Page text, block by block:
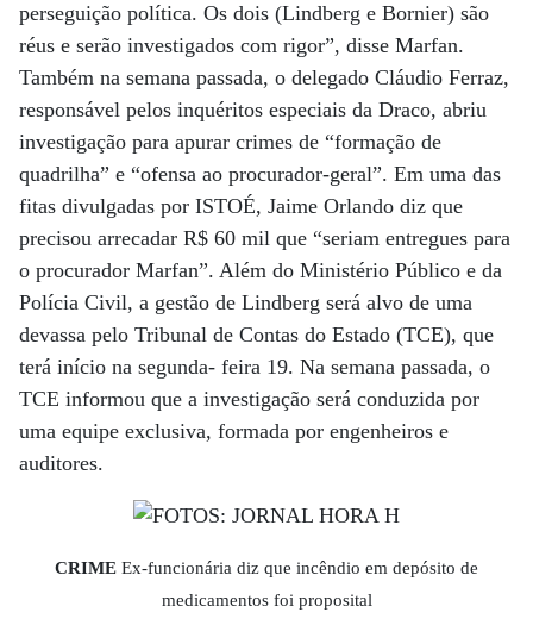
perseguição política. Os dois (Lindberg e Bornier) são
réus e serão investigados com rigor”, disse Marfan.
Também na semana passada, o delegado Cláudio Ferraz,
responsável pelos inquéritos especiais da Draco, abriu
investigação para apurar crimes de “formação de
quadrilha” e “ofensa ao procurador-geral”. Em uma das
fitas divulgadas por ISTOÉ, Jaime Orlando diz que
precisou arrecadar R$ 60 mil que “seriam entregues para
o procurador Marfan”. Além do Ministério Público e da
Polícia Civil, a gestão de Lindberg será alvo de uma
devassa pelo Tribunal de Contas do Estado (TCE), que
terá início na segunda- feira 19. Na semana passada, o
TCE informou que a investigação será conduzida por
uma equipe exclusiva, formada por engenheiros e
auditores.
CRIME Ex-funcionária diz que incêndio em depósito de
medicamentos foi proposital